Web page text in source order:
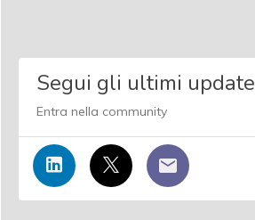
Segui gli ultimi update
Entra nella community